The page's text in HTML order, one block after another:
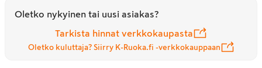
Oletko nykyinen tai uusi asiakas?
Tarkista hinnat verkkokaupasta
Oletko kuluttaja? Siirry K-Ruoka.fi -verkkokauppaan